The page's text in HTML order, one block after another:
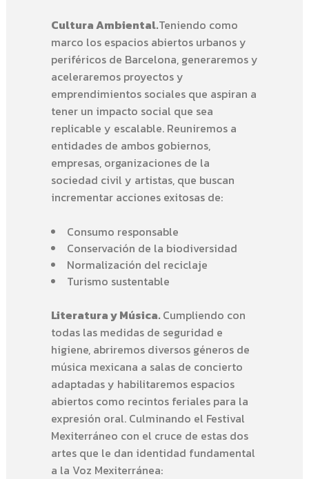
Cultura Ambiental.Teniendo como
marco los espacios abiertos urbanos y
periféricos de Barcelona, generaremos y
aceleraremos proyectos y
emprendimientos sociales que aspiran a
tener un impacto social que sea
replicable y escalable. Reuniremos a
entidades de ambos gobiernos,
empresas, organizaciones de la
sociedad civil y artistas, que buscan
incrementar acciones exitosas de:
Consumo responsable
Conservación de la biodiversidad
Normalización del reciclaje
Turismo sustentable
Literatura y Música. Cumpliendo con
todas las medidas de seguridad e
higiene, abriremos diversos géneros de
música mexicana a salas de concierto
adaptadas y habilitaremos espacios
abiertos como recintos feriales para la
expresión oral. Culminando el Festival
Mexiterráneo con el cruce de estas dos
artes que le dan identidad fundamental
a la Voz Mexiterránea: